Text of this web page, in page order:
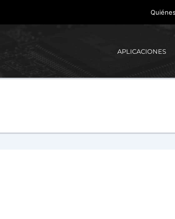
APLICACIONES